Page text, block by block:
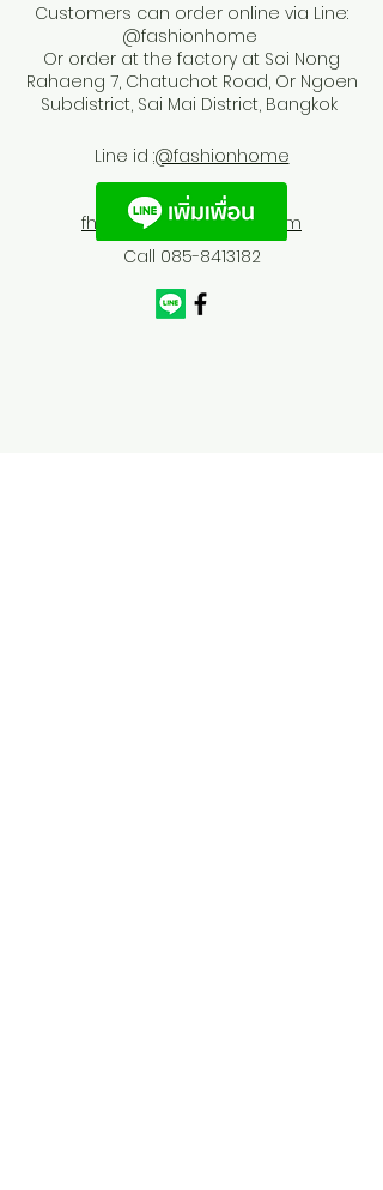
Customers can order online via Line:
@fashionhome
Or order at the factory at Soi Nong
Rahaeng 7, Chatuchot Road, Or Ngoen
Subdistrict, Sai Mai District, Bangkok
Line id :@fashionhome
fhfurnitures@outlook.com
Call 085-8413182